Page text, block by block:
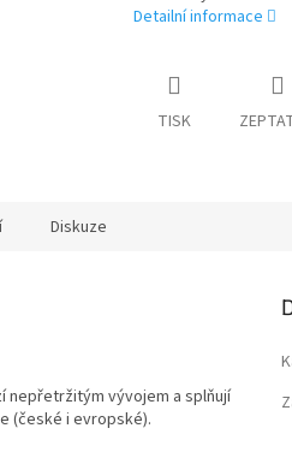
Detailní informace
TISK
Diskuze
nepřetržitým vývojem a splňují
(české i evropské).